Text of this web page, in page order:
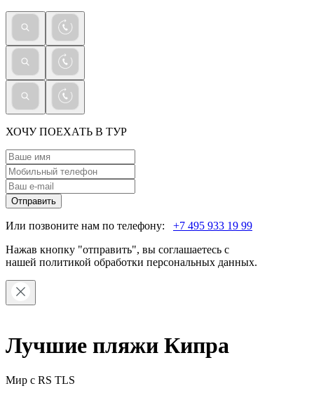
ХОЧУ ПОЕХАТЬ В ТУР
Отправить
Или позвоните нам по телефону: +7 495 933 19 99
Нажав кнопку "отправить", вы соглашаетесь с
нашей политикой обработки персональных данных.
Лучшие пляжи Кипра
Мир с RS TLS